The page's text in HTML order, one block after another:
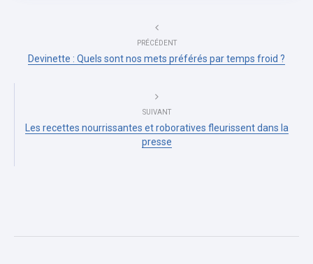
PRÉCÉDENT
Devinette : Quels sont nos mets préférés par temps froid ?
SUIVANT
Les recettes nourrissantes et roboratives fleurissent dans la
presse